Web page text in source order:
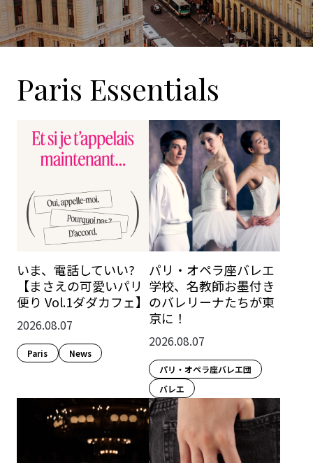
Paris Essentials
いま、電話していい?
【まさえの可愛いパリ
便り Vol.1ダダカフェ】
2026.08.07
Paris​ News
パリ・オペラ座バレエ
学校、名教師お墨付き
のバレリーナたちが東
京に！
2026.08.07
パリ・オペラ座バレエ団
バレエ